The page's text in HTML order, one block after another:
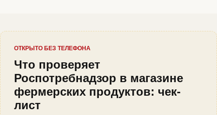
ОТКРЫТО БЕЗ ТЕЛЕФОНА
Что проверяет
Роспотребнадзор в магазине
фермерских продуктов: чек-
лист